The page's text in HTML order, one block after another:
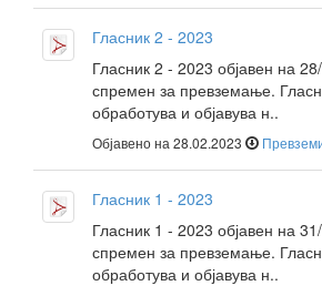
Гласник 2 - 2023
Гласник 2 - 2023 објавен на
спремен за превземање.
обработува и објавува н..
Објавено на 28.02.2023
Гласник 1 - 2023
Гласник 1 - 2023 објавен на
спремен за превземање.
обработува и објавува н..